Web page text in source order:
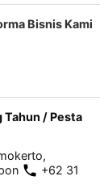
Bisnis Kami
Tahun / Pesta
+62 31